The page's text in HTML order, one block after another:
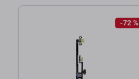
-72 %